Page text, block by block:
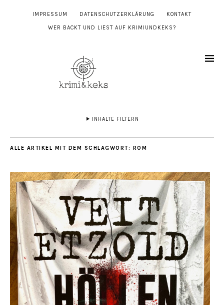
IMPRESSUM DATENSCHUTZERKLÄRUNG KONTAKT
WER BACKT UND LIEST AUF KRIMIUNDKEKS?
INHALTE FILTERN
ALLE ARTIKEL MIT DEM SCHLAGWORT: ROM